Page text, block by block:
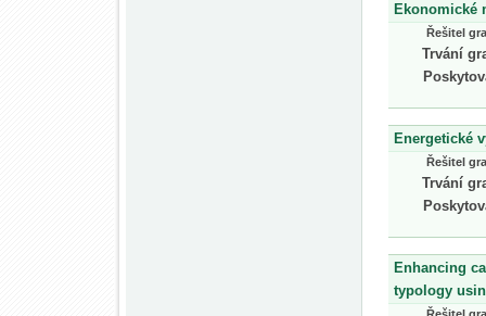
Ekonomické
Řešitel
Trvání
Energetické
Řešitel
Trvání
Enhancing
typology